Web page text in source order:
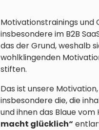
Motivationstrainings und
insbesondere im B2B
das der Grund, weshalb
wohlklingenden
stiften.
Das ist unsere
insbesondere die, die
und ihnen das Blaue
macht glücklich“